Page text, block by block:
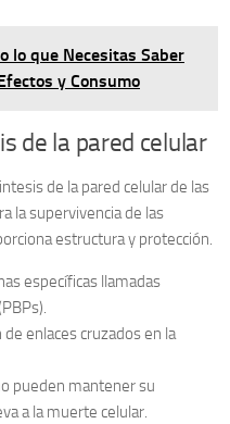
lo que Necesitas Saber
y Consumo
de la pared celular
de la pared celularde las
la supervivencia de las
estructura y protección.
específicas llamadas
.
enlaces cruzados en la
pueden mantener su
a la muerte celular.